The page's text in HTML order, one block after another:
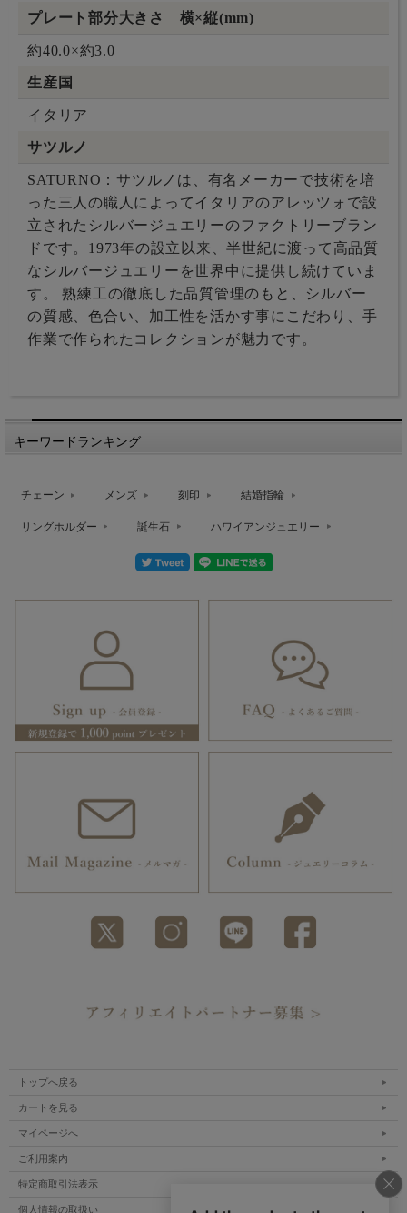
プレート部分大きさ 横×縦(mm)
約40.0×約3.0
生産国
イタリア
サツルノ
SATURNO：サツルノは、有名メーカーで技術を培
った三人の職人によってイタリアのアレッツォで設
立されたシルバージュエリーのファクトリーブラン
ドです。1973年の設立以来、半世紀に渡って高品質
なシルバージュエリーを世界中に提供し続けていま
す。 熟練工の徹底した品質管理のもと、シルバー
の質感、色合い、加工性を活かす事にこだわり、手
作業で作られたコレクションが魅力です。
キーワードランキング
チェーン メンズ 刻印 結婚指輪
リングホルダー 誕生石 ハワイアンジュエリー
トップへ戻る
カートを見る
マイページへ
ご利用案内
特定商取引法表示
個人情報の取扱い